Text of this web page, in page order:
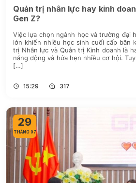
Quản trị nhân lực hay kinh
Gen Z?
Việc lựa chọn ngành học và trường đại
lớn khiến nhiều học sinh cuối cấp băn
trị Nhân lực và Quản trị Kinh doanh là
năng động và hứa hẹn nhiều cơ hội.
[…]
15:29 317
29
THÁNG 07